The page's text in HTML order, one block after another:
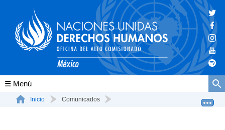
Conócenos
Inicio Comunicados